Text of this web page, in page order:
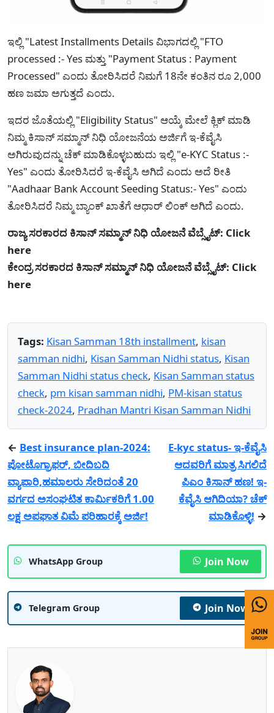
ಇಲ್ಲಿ "Latest Installments Details ವಿಭಾಗದಲ್ಲಿ "FTO
processed :- Yes ಮತ್ತು "Payment Status : Payment
Processed" ಎಂದು ತೋರಿಸಿದರೆ ನಿಮಗೆ 18ನೇ ಕಂತಿನ ರೂ 2,000
ಹಣ ಜಮಾ ಅಗುತ್ತದೆ ಎಂದು.
ಇದರ ಜೊತೆಯಲ್ಲಿ "Eligibility Status" ಆಯ್ಕೆ ಮೇಲೆ ಕ್ಲಿಕ್ ಮಾಡಿ
ನಿಮ್ಮ ಕಿಸಾನ್ ಸಮ್ಮಾನ್ ನಿಧಿ ಯೋಜನೆಯ ಅರ್ಜಿಗೆ ಇ-ಕೆವೈಸಿ
ಅಗಿರುವುದನ್ನು ಚೆಕ್ ಮಾಡಿಕೊಳ್ಳಬಹುದು ಇಲ್ಲಿ "e-KYC Status :-
Yes" ಎಂದು ತೋರಿಸಿದರೆ ಇ-ಕೆವೈಸಿ ಅಗಿದೆ ಎಂದು ಅದೆ ರೀತಿ
"Aadhaar Bank Account Seeding Status:- Yes" ಎಂದು
ತೋರಿಸಿದರೆ ನಿಮ್ಮ ಬ್ಯಾಂಕ್ ಖಾತೆಗೆ ಆಧಾರ್ ಲಿಂಕ್ ಅಗಿದೆ ಎಂದು.
ರಾಜ್ಯ ಸರಕಾರದ ಕಿಸಾನ್ ಸಮ್ಮಾನ್ ನಿಧಿ ಯೋಜನೆ ವೆಬ್ಸೈಟ್: Click
here
ಕೇಂದ್ರ ಸರಕಾರದ ಕಿಸಾನ್ ಸಮ್ಮಾನ್ ನಿಧಿ ಯೋಜನೆ ವೆಬ್ಸೈಟ್: Click
here
Tags: Kisan Samman 18th installment, kisan
samman nidhi, Kisan Samman Nidhi status, Kisan
Samman Nidhi status check, Kisan Samman status
check, pm kisan samman nidhi, PM-kisan status
check-2024, Pradhan Mantri Kisan Samman Nidhi
← Best insurance plan-2024:
ಪೋಟೊಗ್ರಾಫರ್, ಬೀದಿಬದಿ
ವ್ಯಾಪಾರಿ,ಹಮಾಲರು ಸೇರಿದಂತೆ 20
ವರ್ಗದ ಅಸಂಘಟಿತ ಕಾರ್ಮಿಕರಿಗೆ 1.00
ಲಕ್ಷ ಅಪಘಾತ ವಿಮೆ ಪರಿಹಾರಕ್ಕೆ ಅರ್ಜಿ!
E-kyc status- ಇ-ಕೆವೈಸಿ
ಆದವರಿಗೆ ಮಾತ್ರ ಸಿಗಲಿದೆ
ಪಿಎಂ ಕಿಸಾನ್ ಹಣ! ಇ-
ಕೆವೈಸಿ ಆಗಿದಿಯಾ? ಚೆಕ್
ಮಾಡಿಕೊಳ್ಳಿ! →
WhatsApp Group Join Now
Telegram Group Join Now